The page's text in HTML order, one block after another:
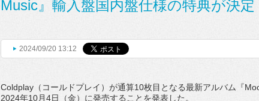
Music』輸入盤国内盤仕様の特典が決定
2024/09/20 13:12
Coldplay（コールドプレイ）が通算10枚目となる最新アルバム『
2024年10月4日（金）に発売することを発表した。